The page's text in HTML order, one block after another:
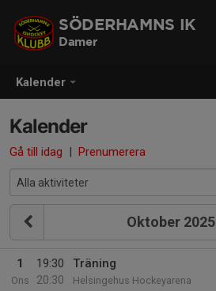
Kalender
SÖDERHAMNS IK
Damer
Kalender
Gå till idag | Prenumerera
Oktober 2025
1
Ons
19:30
20:30
Träning
Helsingehus Hockeyarena